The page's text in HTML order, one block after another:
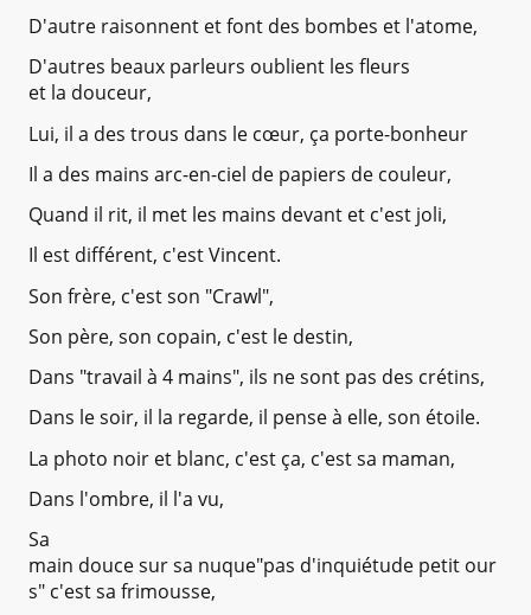
D'autre raisonnent et font des bombes et l'atome,
D'autres beaux parleurs oublient les fleurs
et la douceur,
Lui, il a des trous dans le cœur, ça porte-bonheur
Il a des mains arc-en-ciel de papiers de couleur,
Quand il rit, il met les mains devant et c'est joli,
Il est différent, c'est Vincent.
Son frère, c'est son "Crawl",
Son père, son copain, c'est le destin,
Dans "travail à 4 mains", ils ne sont pas des crétins,
Dans le soir, il la regarde, il pense à elle, son étoile.
La photo noir et blanc, c'est ça, c'est sa maman,
Dans l'ombre, il l'a vu,
Sa
main douce sur sa nuque"pas d'inquiétude petit our
s" c'est sa frimousse,